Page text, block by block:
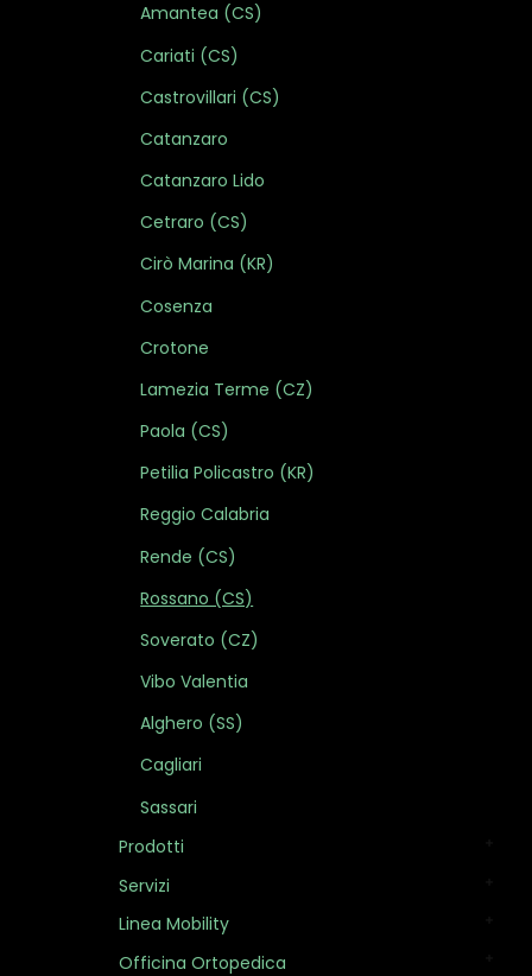
Amantea (CS)
Cariati (CS)
Castrovillari (CS)
Catanzaro
Catanzaro Lido
Cetraro (CS)
Cirò Marina (KR)
Cosenza
Crotone
Lamezia Terme (CZ)
Paola (CS)
Petilia Policastro (KR)
Reggio Calabria
Rende (CS)
Rossano (CS)
Soverato (CZ)
Vibo Valentia
Alghero (SS)
Cagliari
Sassari
Prodotti
Servizi
Linea Mobility
Officina Ortopedica